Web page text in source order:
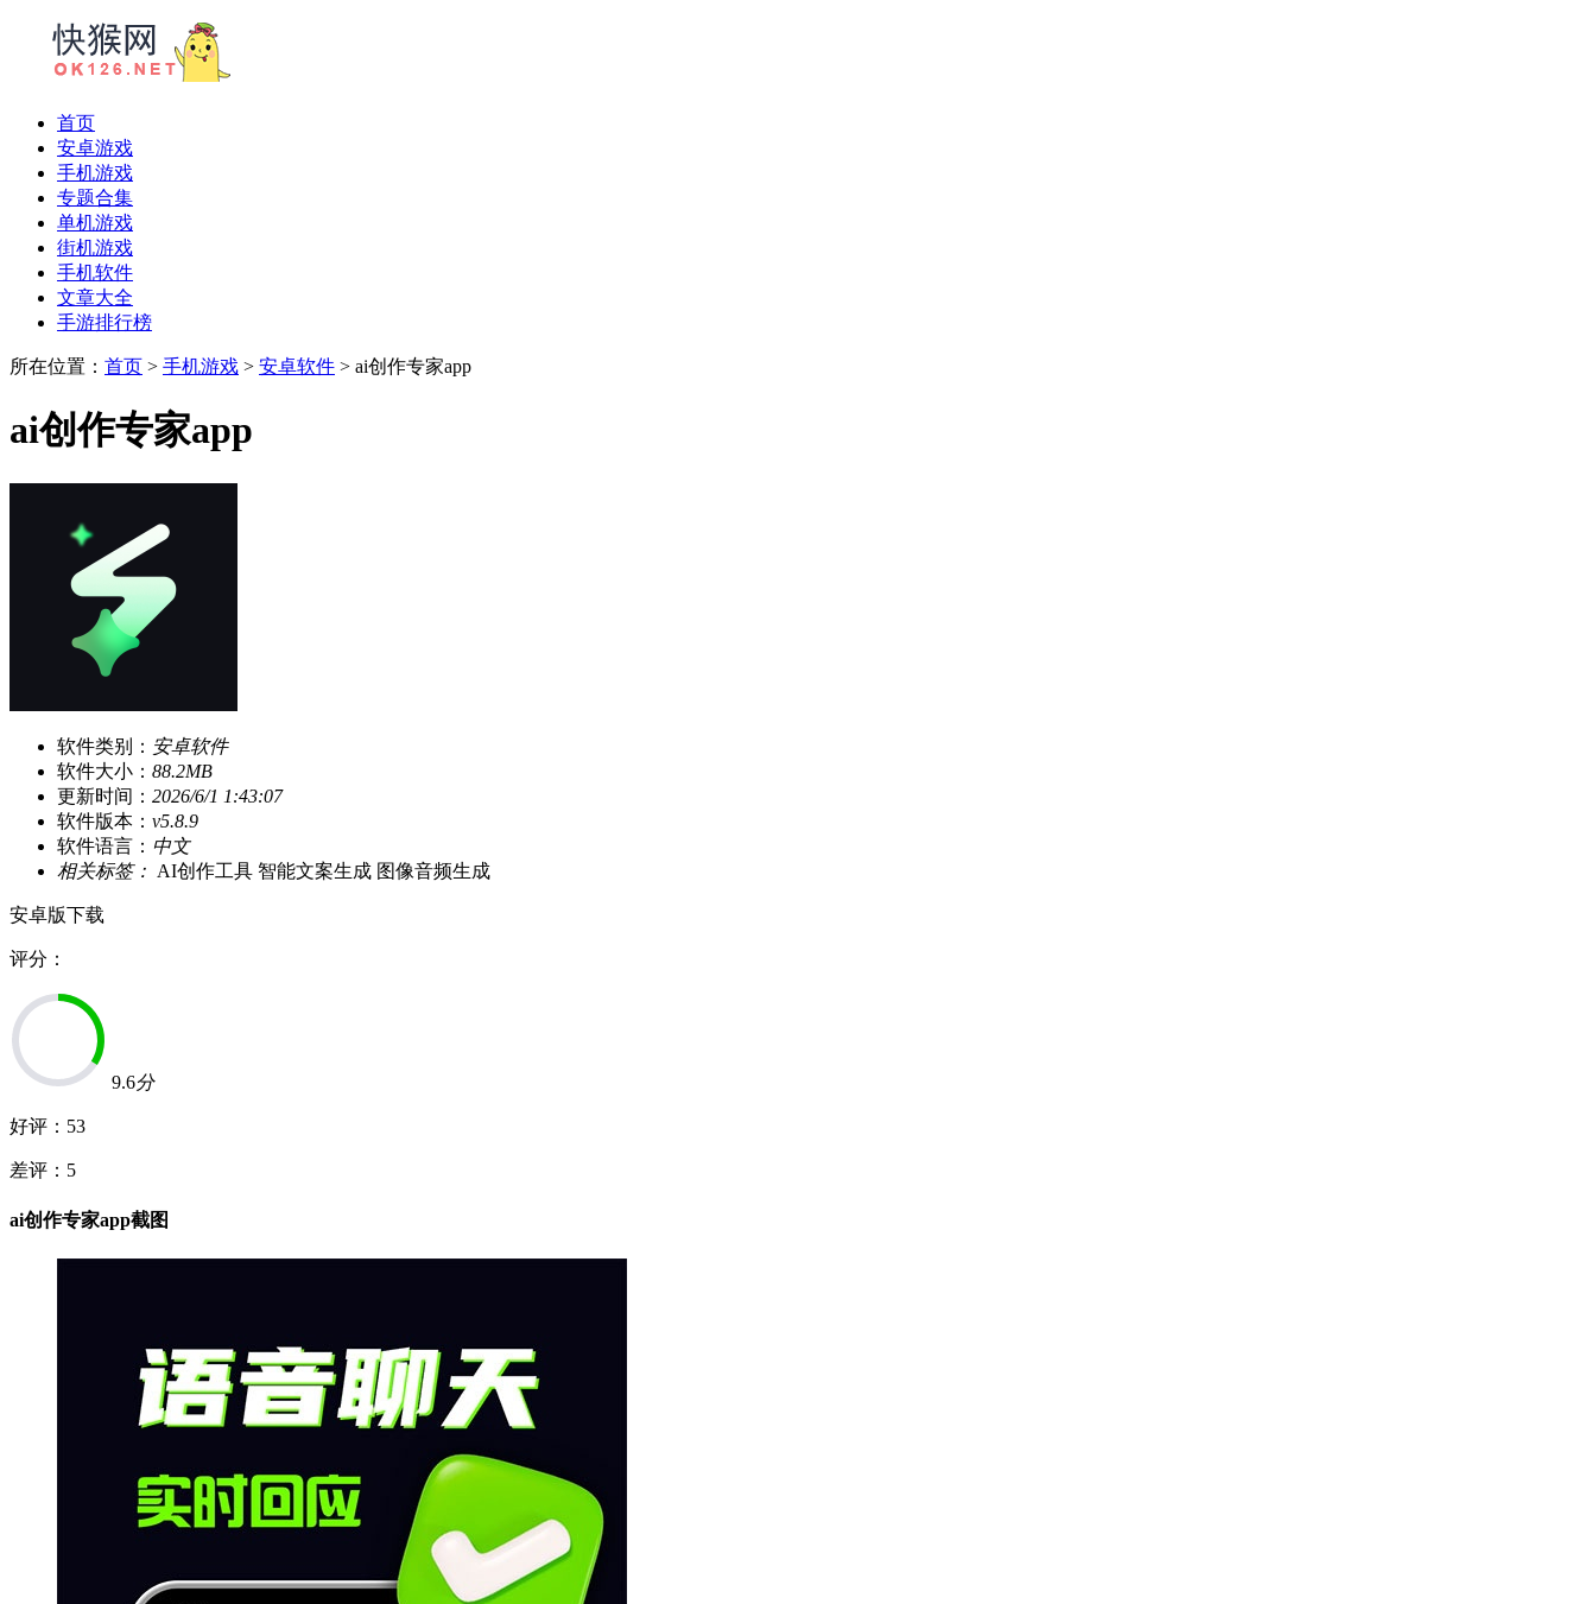
首页
安卓游戏
手机游戏
专题合集
单机游戏
街机游戏
手机软件
文章大全
手游排行榜
所在位置： 首页 > 手机游戏 > 安卓软件 > ai创作专家app
ai创作专家app
软件类别： 安卓软件
软件大小： 88.2MB
更新时间： 2026/6/1 1:43:07
软件版本： v5.8.9
软件语言： 中文
相关标签： AI创作工具 智能文案生成 图像音频生成
安卓版下载
评分：
9.6分
好评： 53
差评： 5
ai创作专家app截图